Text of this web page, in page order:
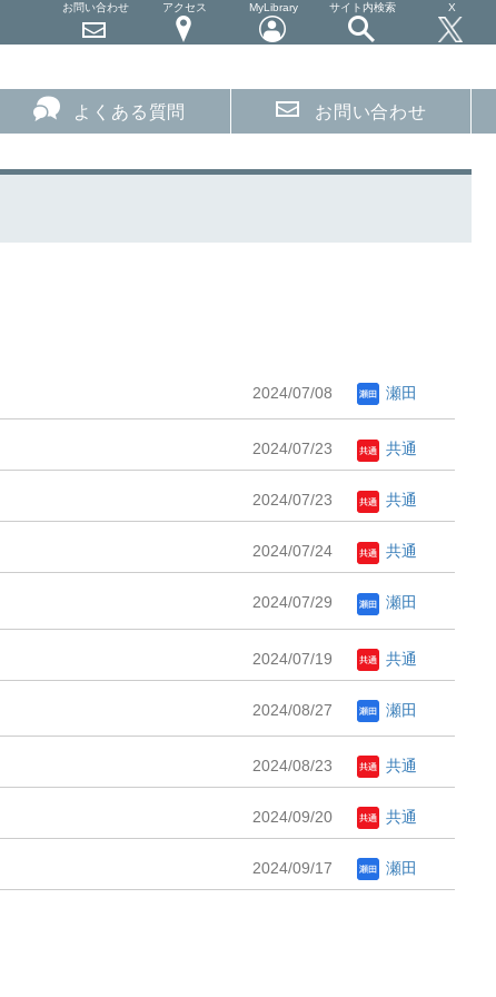
お問い合わせ アクセス MyLibrary サイト内検索 X
よくある質問 お問い合わせ
2024/07/08 瀬田
2024/07/23 共通
2024/07/23 共通
2024/07/24 共通
2024/07/29 瀬田
2024/07/19 共通
2024/08/27 瀬田
2024/08/23 共通
2024/09/20 共通
2024/09/17 瀬田